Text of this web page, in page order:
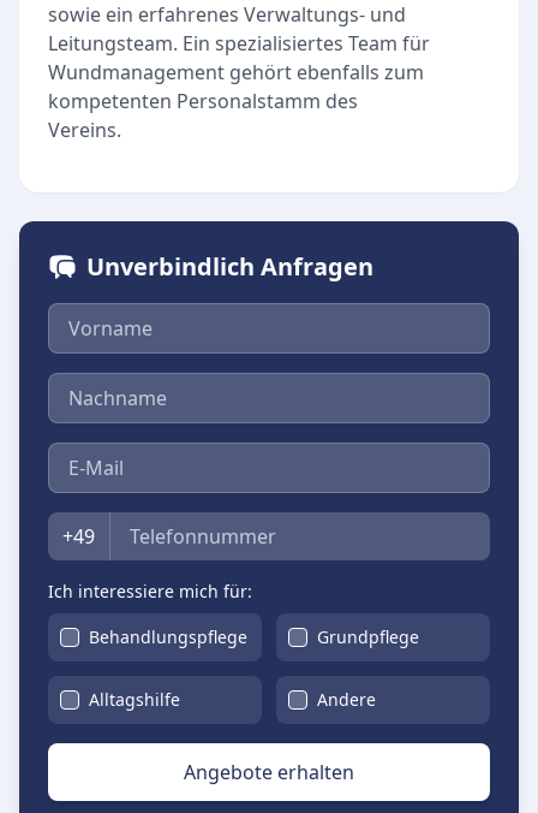
sowie ein erfahrenes Verwaltungs- und
Leitungsteam. Ein spezialisiertes Team für
Wundmanagement gehört ebenfalls zum
kompetenten Personalstamm des
Vereins.
Unverbindlich Anfragen
Vorname
Nachname
E-Mail
Telefon
+49
Ich interessiere mich für:
Behandlungspflege
Grundpflege
Alltagshilfe Andere
Angebote erhalten